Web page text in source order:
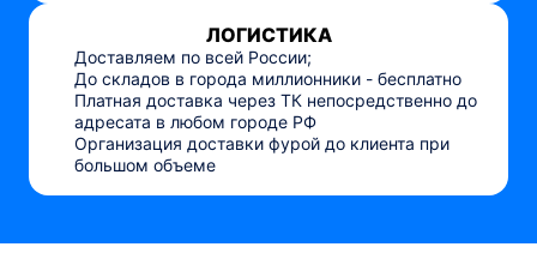
ЛОГИСТИКА
Доставляем по всей России;
До складов в города миллионники - бесплатно
Платная доставка через ТК непосредственно до
адресата в любом городе РФ
Организация доставки фурой до клиента при
большом объеме